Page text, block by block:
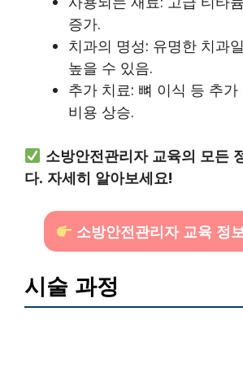
증가.
치과의 명성: 유명한 치과
높을 수 있음.
추가 치료: 뼈 이식 등 추가
비용 상승.
소방안전관리자 교육의 모든
다. 자세히 알아보세요!
소방안전관리자 교육 정
시술 과정